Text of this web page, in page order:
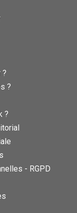
?
?
?
- RGPD